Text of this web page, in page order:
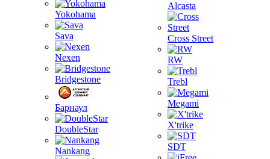
Yokohama
Sava
Nexen
Bridgestone
Барнаул
DoubleStar
Nankang
Alcasta
Cross Street
RW
Trebl
Megami
X'trike
SDT